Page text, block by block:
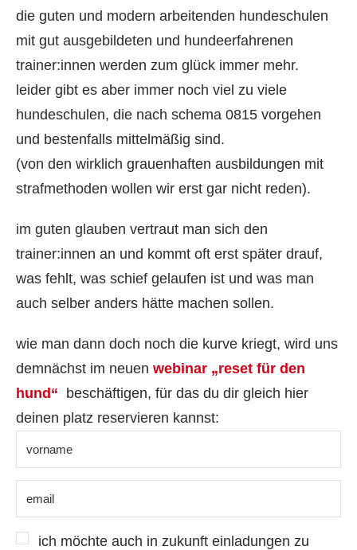
die guten und modern arbeitenden hundeschulen
mit gut ausgebildeten und hundeerfahrenen
trainer:innen werden zum glück immer mehr.
leider gibt es aber immer noch viel zu viele
hundeschulen, die nach schema 0815 vorgehen
und bestenfalls mittelmäßig sind.
(von den wirklich grauenhaften ausbildungen mit
strafmethoden wollen wir erst gar nicht reden).
im guten glauben vertraut man sich den
trainer:innen an und kommt oft erst später drauf,
was fehlt, was schief gelaufen ist und was man
auch selber anders hätte machen sollen.
wie man dann doch noch die kurve kriegt, wird uns
demnächst im neuen webinar „reset für den
hund“ beschäftigen, für das du dir gleich hier
deinen platz reservieren kannst:
ich möchte auch in zukunft einladungen zu